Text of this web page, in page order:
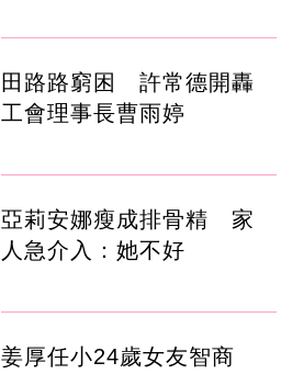
田路路窮困 許常德開轟
工會理事長曹雨婷
亞莉安娜瘦成排骨精 家
人急介入：她不好
姜厚任小24歲女友智商